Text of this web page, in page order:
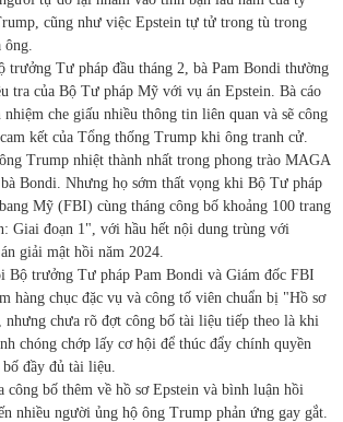
cũng như việc Epstein tự tử trong tù trong
trưởng Tư pháp đầu tháng 2, bà Pam Bondi thường
tra của Bộ Tư pháp Mỹ với vụ án Epstein. Bà cáo
che giấu nhiều thông tin liên quan và sẽ công
kết của Tổng thống Trump khi ông tranh cử.
Trump nhiệt thành nhất trong phong trào MAGA
Bondi. Nhưng họ sớm thất vọng khi Bộ Tư pháp
Mỹ (FBI) cùng tháng công bố khoảng 100 trang
Giai đoạn 1", với hầu hết nội dung trùng với
giải mật hồi năm 2024.
Bộ trưởng Tư pháp Pam Bondi và Giám đốc FBI
hàng chục đặc vụ và công tố viên chuẩn bị "Hồ sơ
nhưng chưa rõ đợt công bố tài liệu tiếp theo là khi
chóng chớp lấy cơ hội để thúc đẩy chính quyền
đầy đủ tài liệu.
công bố thêm về hồ sơ Epstein và bình luận hồi
nhiều người ủng hộ ông Trump phản ứng gay gắt.